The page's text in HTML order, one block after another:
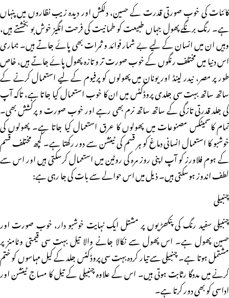
کائنات کی خوب صورتی قدرت کے حسین، دلکش اور دیدہ زیب نظاروں میں پنہاں
ہے۔ رنگ برنگے پھول جہاں طبیعت کو طمانیت کی فرحت انگیز خوش بو بخشتے ہیں،
وہیں ان میں انسان کے لیے بے شمار فوائد و ثمرات بھی پائے جاتے ہیں۔ ہماری
اس دنیا میں مختلف رنگوں کے خوب صورت تر و تازہ پھول پائے جاتے ہیں، خاص
طور پر مصر، نیدر لینڈ اور یونان میں پھولوں کو پرفیوم کے لیے استعمال کرنے کے
ساتھ ساتھ بہت سی جلدی پروڈکٹس میں ان کا خوب استعمال کیا جاتا ہے، تاکہ آپ
کی جلد قدرتی تازگی کے ساتھ ساتھ نرم بھی رہے اور خوب صورت و پرکشش بھی۔
تمام کاسمیٹکس مصنوعات میں پھولوں کا عرق استعمال کیا جاتا ہے۔ پھولوں کی
خوشبو کا استعمال انسانی دماغ کو ہر قسم کی ٹینشن سے دور رکھتا ہے۔ کچھ مختلف قسم
کے ہوم فلاورز کو آپ اپنی روز مرہ کی روٹین میں استعمال کرسکتی ہیں اور اس سے
لطف اندوز ہوسکتی ہیں۔ ذیل میں اس حوالے سے بات کی جا رہی ہے:
چنبیلی
چنبیلی سفید رنگ کی پنکھڑیوں پر مشتل ایک نہایت خوشبو دار، خوب صورت اور
حسین پھول ہے۔ اس پھول سے نکالا جانے والا تیل بہت سی قیمتی وٹامنز پر
مشتمل ہوتا ہے۔ چنبیلی سے تیار کردہ بہت سی پروڈکٹس جلد کے کیل مہاسوں کو ختم
کرنے میں مددگا رثابت ہوتی ہیں۔ اس کے علاوہ چنبیلی کے تیل کا مساج ٹینشن اور
اداسی کو بھی دور کرتا ہے۔